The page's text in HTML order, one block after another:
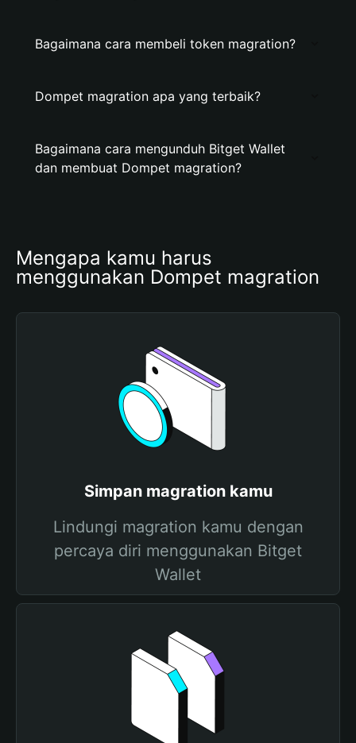
Bagaimana cara membeli token magration?
Dompet magration apa yang terbaik?
Bagaimana cara mengunduh Bitget Wallet
dan membuat Dompet magration?
Mengapa kamu harus
menggunakan Dompet magration
Simpan magration kamu
Lindungi magration kamu dengan
percaya diri menggunakan Bitget
Wallet